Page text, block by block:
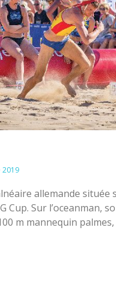
2019
allemande située
Cup. Sur l’oceanman,
m mannequin